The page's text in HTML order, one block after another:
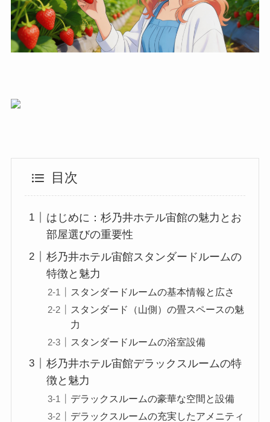
目次
はじめに：杉乃井ホテル宙館の魅力とお
部屋選びの重要性
杉乃井ホテル宙館スタンダードルームの
特徴と魅力
スタンダードルームの基本情報と広さ
スタンダード（山側）の畳スペースの魅
力
スタンダードルームの浴室設備
杉乃井ホテル宙館デラックスルームの特
徴と魅力
デラックスルームの豪華な空間と設備
デラックスルームの充実したアメニティ